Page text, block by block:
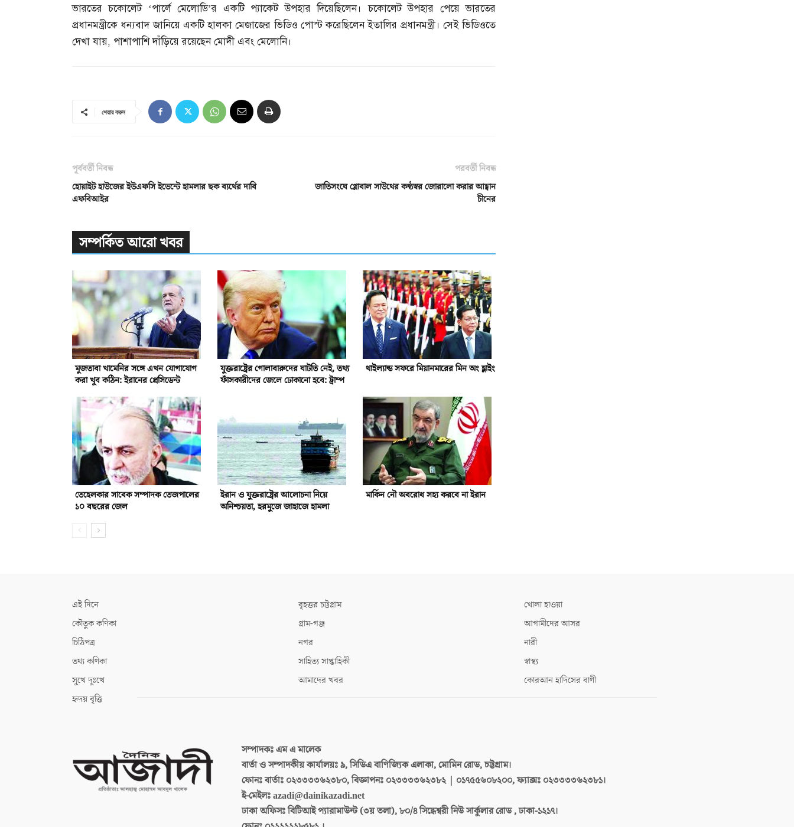
ভারতের চকোলেট ‘পার্লে মেলোডি’র একটি প্যাকেট উপহার দিয়েছিলেন। চকোলেট উপহার পেয়ে ভারতের
প্রধানমন্ত্রীকে ধন্যবাদ জানিয়ে একটি হালকা মেজাজের ভিডিও পোস্ট করেছিলেন ইতালির প্রধানমন্ত্রী। সেই ভিডিওতে
দেখা যায়, পাশাপাশি দাঁড়িয়ে রয়েছেন মোদী এবং মেলোনি।
শেয়ার করুন
পূর্ববর্তী নিবন্ধ
হোয়াইট হাউজের ইউএফসি ইভেন্টে হামলার ছক ব্যর্থের দাবি
এফবিআইর
পরবর্তী নিবন্ধ
জাতিসংঘে গ্লোবাল সাউথের কণ্ঠস্বর জোরালো করার আহ্বান
চীনের
সম্পর্কিত আরো খবর
মুজতাবা খামেনির সঙ্গে এখন যোগাযোগ
করা খুব কঠিন: ইরানের প্রেসিডেন্ট
যুক্তরাষ্ট্রের গোলাবারুদের ঘাটতি নেই, তথ্য
ফাঁসকারীদের জেলে ঢোকানো হবে: ট্রাম্প
থাইল্যান্ড সফরে মিয়ানমারের মিন অং হ্লাইং
তেহেলকার সাবেক সম্পাদক তেজপালের
১০ বছরের জেল
ইরান ও যুক্তরাষ্ট্রের আলোচনা নিয়ে
অনিশ্চয়তা, হরমুজে জাহাজে হামলা
মার্কিন নৌ অবরোধ সহ্য করবে না ইরান
এই দিনে
কৌতুক কণিকা
চিঠিপত্র
তথ্য কণিকা
সুখে দুঃখে
হৃদয় বৃত্তি
বৃহত্তর চট্টগ্রাম
গ্রাম-গঞ্জ
নগর
সাহিত্য সাপ্তাহিকী
আমাদের খবর
খোলা হাওয়া
আগামীদের আসর
নারী
স্বাস্থ্য
কোরআন হাদিসের বাণী
সম্পাদকঃএম এ মালেক
বার্তা ও সম্পাদকীয় কার্যালয়ঃ৯, সিডিএ বাণিজ্যিক এলাকা, মোমিন রোড, চট্টগ্রাম।
ফোনঃ বার্তাঃ ০২৩৩৩৩৬২৩৮০, বিজ্ঞাপনঃ ০২৩৩৩৩৬২৩৮২ | ০১৭৫৫৬০৮২০০, ফ্যাক্সঃ ০২৩৩৩৩৬২৩৮১।
ই-মেইলঃazadi@dainikazadi.net
ঢাকা অফিসঃবিটিআই প্যারামাউন্ট (৩য় তলা), ৮০/৪ সিদ্ধেশ্বরী নিউ সার্কুলার রোড , ঢাকা-১২১৭।